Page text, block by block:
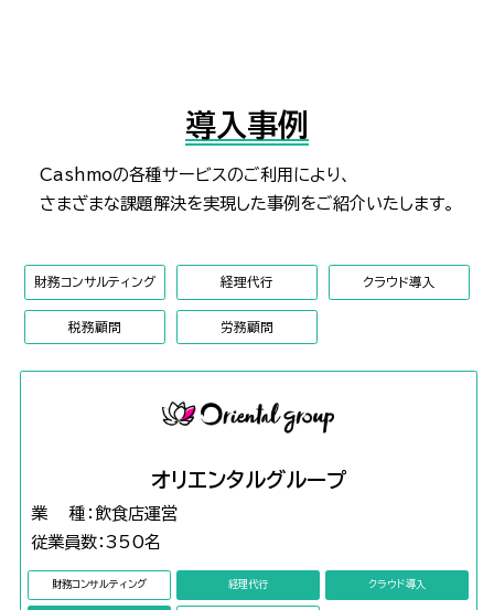
導入事例
Cashmoの各種サービスのご利用により、
さまざまな課題解決を実現した事例をご紹介いたします。
財務コンサルティング 経理代行 クラウド導入
税務顧問 労務顧問
オリエンタルグループ
業 種：飲食店運営
従業員数：350名
財務コンサルティング 経理代行 クラウド導入